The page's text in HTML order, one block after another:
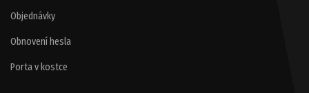
Objednávky
Obnovení hesla
Porta v kostce